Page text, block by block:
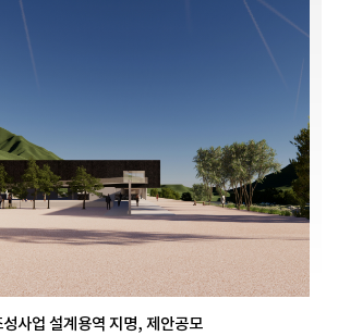
사업 설계용역 지명, 제안공모